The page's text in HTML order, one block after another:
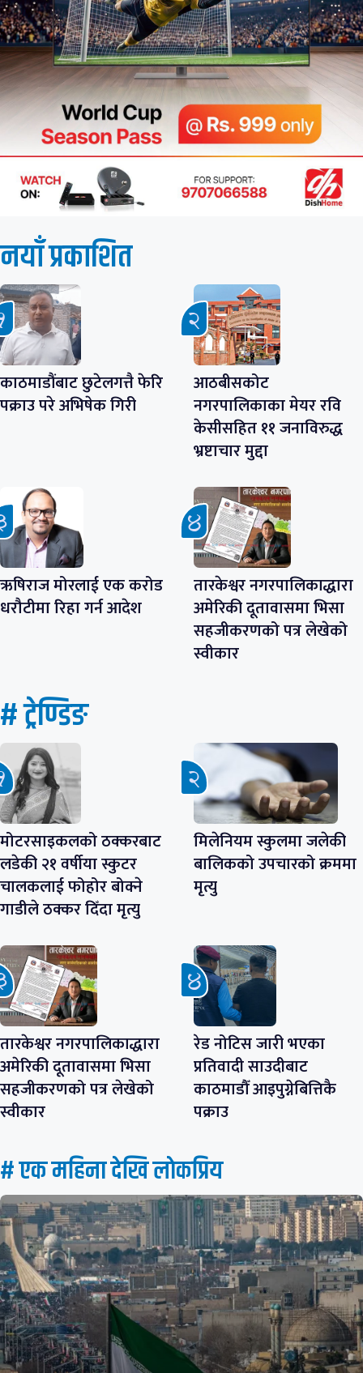
नयाँ प्रकाशित
काठमाडौंबाट छुटेलगत्तै फेरि
पक्राउ परे अभिषेक गिरी
आठबीसकोट
नगरपालिकाका मेयर रवि
केसीसहित ११ जनाविरुद्ध
भ्रष्टाचार मुद्दा
ऋषिराज मोरलाई एक करोड
धरौटीमा रिहा गर्न आदेश
तारकेश्वर नगरपालिकाद्धारा
अमेरिकी दूतावासमा भिसा
सहजीकरणको पत्र लेखेको
स्वीकार
# ट्रेण्डिङ
मोटरसाइकलको ठक्करबाट
लडेकी २१ वर्षीया स्कुटर
चालकलाई फोहोर बोक्ने
गाडीले ठक्कर दिँदा मृत्यु
मिलेनियम स्कुलमा जलेकी
बालिकको उपचारको क्रममा
मृत्यु
तारकेश्वर नगरपालिकाद्धारा
अमेरिकी दूतावासमा भिसा
सहजीकरणको पत्र लेखेको
स्वीकार
रेड नोटिस जारी भएका
प्रतिवादी साउदीबाट
काठमाडौँ आइपुग्नेबित्तिकै
पक्राउ
# एक महिना देखि लाेकप्रिय